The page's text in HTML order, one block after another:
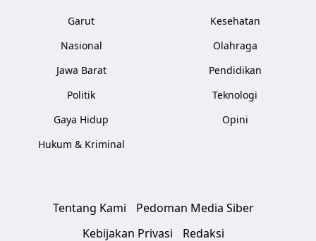
Garut
Nasional
Jawa Barat
Politik
Gaya Hidup
Hukum & Kriminal
Kesehatan
Olahraga
Pendidikan
Teknologi
Opini
Tentang Kami
Pedoman Media Siber
Kebijakan Privasi
Redaksi